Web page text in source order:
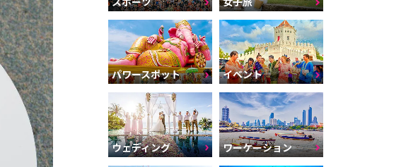
パワースポット イベント
ウェディング ワーケーション